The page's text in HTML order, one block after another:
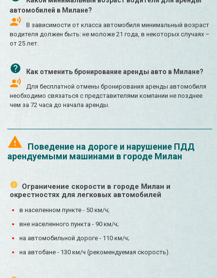
автомобилей в Милане?
В зависимости от класса автомобиля минимальный возраст
водителя должен быть: не моложе 21 года, в некоторых случаях –
от 25 лет.
Как отменить бронирование аренды авто в Милане?
Для бесплатной отмены бронирования аренды автомобиля
необходимо связаться с представителями компании не позднее
чем за 72 часа до начала аренды.
Поведение на дороге и нарушение ПДД
арендуемыми машинами в городе Милан
Ограничение скорости в городе Милан и
окрестностях для легковых автомобилей
в населенном пункте - 50 км/ч;
вне населенного пункта - 90 км/ч;
на автомобильной дороге - 110 км/ч;
на автобане - 130 км/ч (рекомендуемая скорость).